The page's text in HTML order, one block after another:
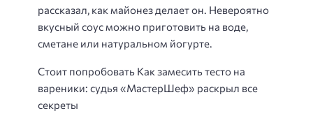
рассказал, как майонез делает он. Невероятно
вкусный соус можно приготовить на воде,
сметане или натуральном йогурте.
Стоит попробовать Как замесить тесто на
вареники: судья «МастерШеф» раскрыл все
секреты